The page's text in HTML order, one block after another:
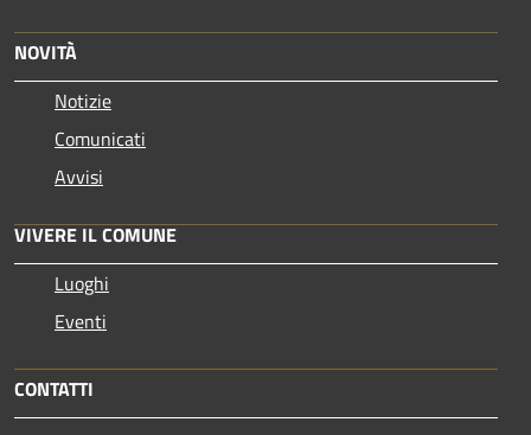
NOVITÀ
Notizie
Comunicati
Avvisi
VIVERE IL COMUNE
Luoghi
Eventi
CONTATTI